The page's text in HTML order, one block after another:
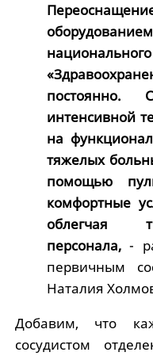
постоянно.
интенсивной
на
тяжелых
помощью
комфортные
облегчая
персонала,-
первичным
Наталия
Добавим, что
сосудистом